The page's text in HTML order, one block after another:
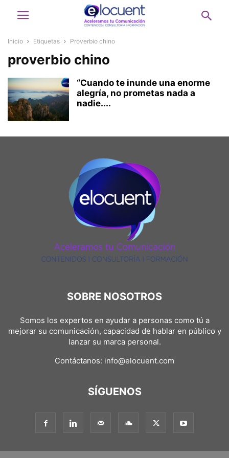
Inicio Etiquetas Proverbio chino
proverbio chino
“Cuando te inunde una enorme
alegría, no prometas nada a
nadie....
SOBRE NOSOTROS
Somos los expertos en ayudar a personas como tú a
mejorar su comunicación, capacidad de hablar en público y
lanzar su marca personal.
Contáctanos: info@elocuent.com
SÍGUENOS